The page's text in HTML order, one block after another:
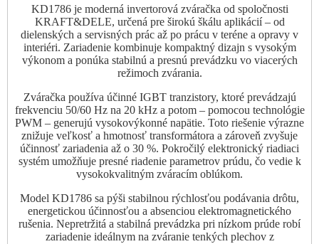
KD1786 je moderná invertorová zváračka od spoločnosti
KRAFT&DELE, určená pre širokú škálu aplikácií – od
dielenských a servisných prác až po prácu v teréne a opravy v
interiéri. Zariadenie kombinuje kompaktný dizajn s vysokým
výkonom a ponúka stabilnú a presnú prevádzku vo viacerých
režimoch zvárania.
Zváračka používa účinné IGBT tranzistory, ktoré prevádzajú
frekvenciu 50/60 Hz na 20 kHz a potom – pomocou technológie
PWM – generujú vysokovýkonné napätie. Toto riešenie výrazne
znižuje veľkosť a hmotnosť transformátora a zároveň zvyšuje
účinnosť zariadenia až o 30 %. Pokročilý elektronický riadiaci
systém umožňuje presné riadenie parametrov prúdu, čo vedie k
vysokokvalitným zváracím oblúkom.
Model KD1786 sa pýši stabilnou rýchlosťou podávania drôtu,
energetickou účinnosťou a absenciou elektromagnetického
rušenia. Nepretržitá a stabilná prevádzka pri nízkom prúde robí
zariadenie ideálnym na zváranie tenkých plechov z